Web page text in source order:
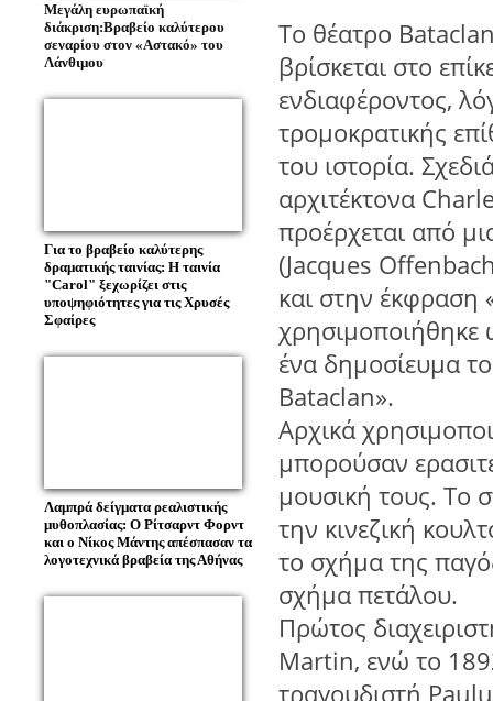
Μεγάλη ευρωπαϊκή
διάκριση:Βραβείο καλύτερου
σεναρίου στον «Αστακό» του
Λάνθιμου
Για το βραβείο καλύτερης
δραματικής ταινίας: Η ταινία
"Carol" ξεχωρίζει στις
υποψηφιότητες για τις Χρυσές
Σφαίρες
Λαμπρά δείγματα ρεαλιστικής
μυθοπλασίας: O Ρίτσαρντ Φορντ
και o Νίκος Μάντης απέσπασαν τα
λογοτεχνικά βραβεία της Αθήνας
Το θέατρο
βρίσκεται στο
ενδιαφέροντος,
τρομοκρατικής
του ιστορία.
αρχιτέκτονα
προέρχεται από
(Jacques
και στην
χρησιμοποιήθηκε
ένα δημοσίευμα
Bataclan».
Αρχικά
μπορούσαν
μουσική τους. Το
την κινεζική
το σχήμα της
σχήμα πετάλου.
Πρώτος
Martin, ενώ το
τραγουδιστή